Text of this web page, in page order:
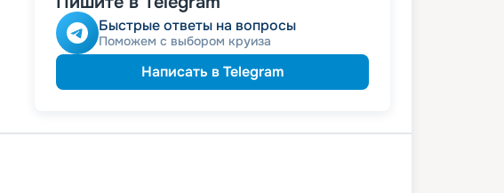
Быстрые ответы на вопросы
Поможем с выбором круиза
Написать в Telegram